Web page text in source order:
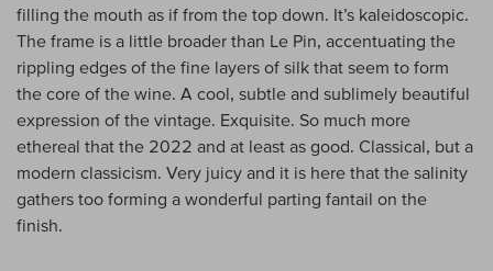
filling the mouth as if from the top down. It’s kaleidoscopic.
The frame is a little broader than Le Pin, accentuating the
rippling edges of the fine layers of silk that seem to form
the core of the wine. A cool, subtle and sublimely beautiful
expression of the vintage. Exquisite. So much more
ethereal that the 2022 and at least as good. Classical, but a
modern classicism. Very juicy and it is here that the salinity
gathers too forming a wonderful parting fantail on the
finish.